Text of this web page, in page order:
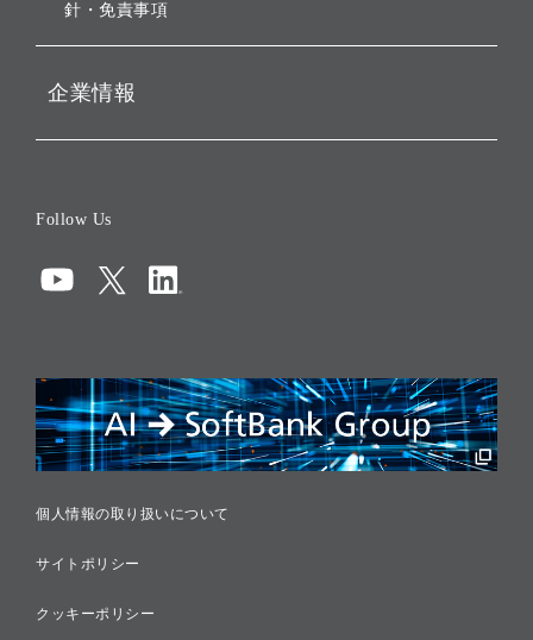
針・免責事項
企業情報
コンプライアンス
リスクマネジメント
税務に対する取り組み
採用情報
Follow Us
個人情報の取り扱いについて
サイトポリシー
クッキーポリシー